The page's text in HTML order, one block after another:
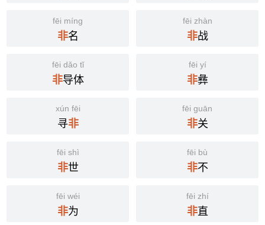
fēi míng
非名
fēi zhàn
非战
fēi dǎo tǐ
非导体
fēi yí
非彝
xún fēi
寻非
fēi guān
非关
fēi shì
非世
fēi bù
非不
fēi wéi
非为
fēi zhí
非直